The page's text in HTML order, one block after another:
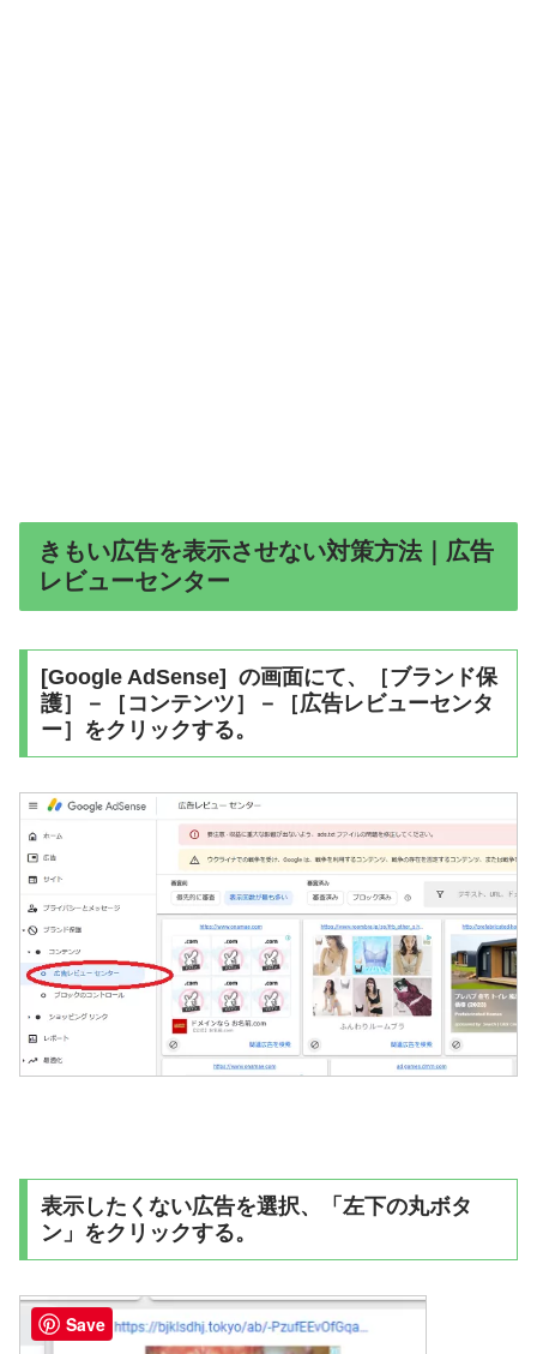
きもい広告を表示させない対策方法｜広告
レビューセンター
[Google AdSense] の画面にて、［ブランド保
護］－［コンテンツ］－［広告レビューセンタ
ー］をクリックする。
表示したくない広告を選択、「左下の丸ボタ
ン」をクリックする。
Save